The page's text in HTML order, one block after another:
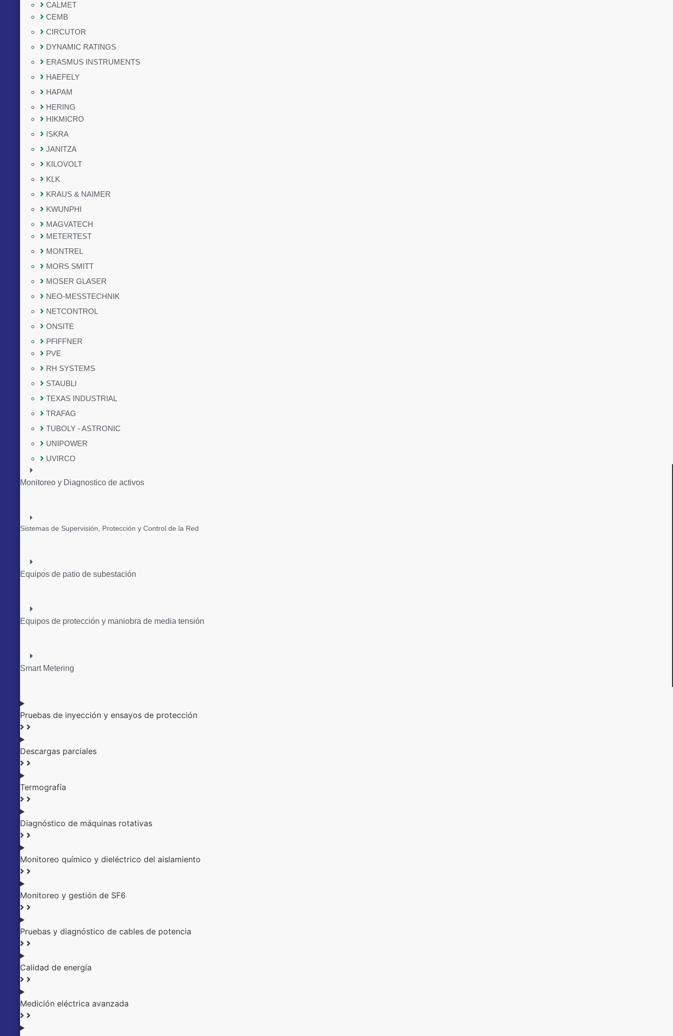
CALMET
CEMB
CIRCUTOR
DYNAMIC RATINGS
ERASMUS INSTRUMENTS
HAEFELY
HAPAM
HERING
HIKMICRO
ISKRA
JANITZA
KILOVOLT
KLK
KRAUS & NAIMER
KWUNPHI
MAGVATECH
METERTEST
MONTREL
MORS SMITT
MOSER GLASER
NEO-MESSTECHNIK
NETCONTROL
ONSITE
PFIFFNER
PVE
RH SYSTEMS
STAUBLI
TEXAS INDUSTRIAL
TRAFAG
TUBOLY - ASTRONIC
UNIPOWER
UVIRCO
Monitoreo y Diagnostico de activos
Sistemas de Supervisión, Protección y Control de la Red
Equipos de patio de subestación
Equipos de protección y maniobra de media tensión
Smart Metering
Pruebas de inyección y ensayos de protección
Descargas parciales
Termografía
Diagnóstico de máquinas rotativas
Monitoreo químico y dieléctrico del aislamiento
Monitoreo y gestión de SF6
Pruebas y diagnóstico de cables de potencia
Calidad de energía
Medición eléctrica avanzada